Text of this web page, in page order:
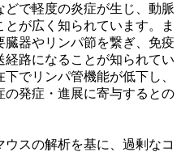
で軽度の炎症が生じ、動脈
が広く知られています。ま
器やリンパ節を繋ぎ、免疫
路になることが知られてい
でリンパ管機能が低下し、
の発症・進展に寄与するとの
スの解析を基に、過剰なコ